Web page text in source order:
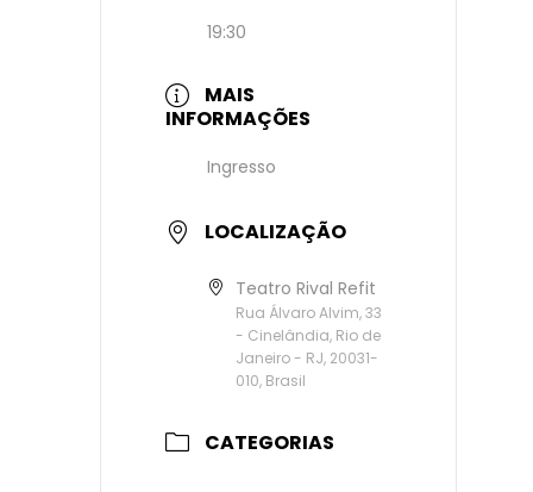
19:30
MAIS
INFORMAÇÕES
Ingresso
LOCALIZAÇÃO
Teatro Rival Refit
Rua Álvaro Alvim, 33
- Cinelândia, Rio de
Janeiro - RJ, 20031-
010, Brasil
CATEGORIAS